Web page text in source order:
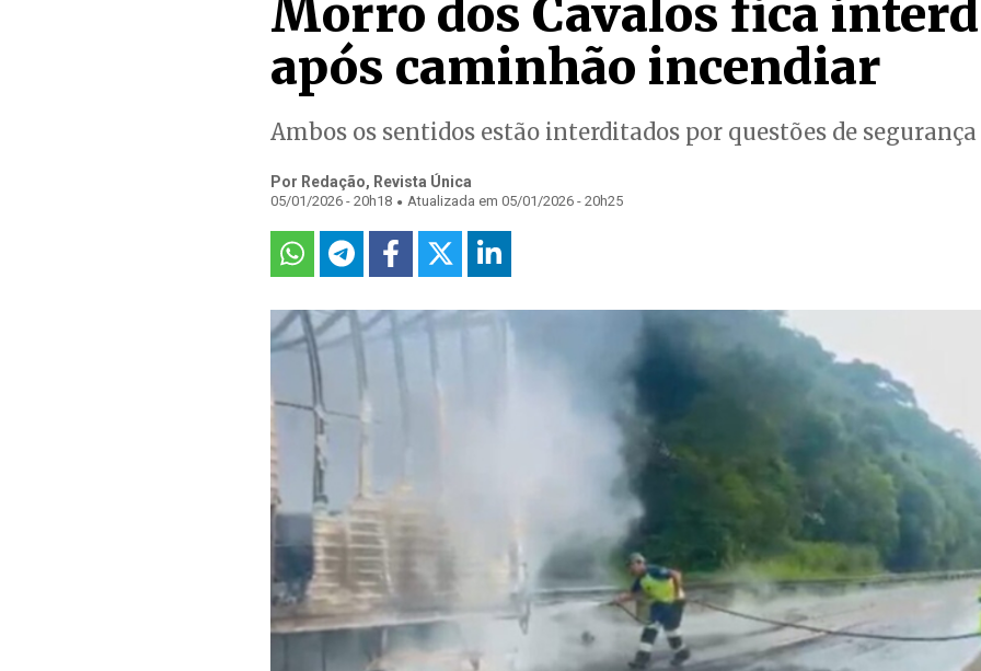
Morro dos Cavalos fica
após caminhão incendiar
Ambos os sentidos estão interditados por questões de segurança
Por Redação, Revista Única
05/01/2026 - 20h18 . Atualizada em 05/01/2026 - 20h25